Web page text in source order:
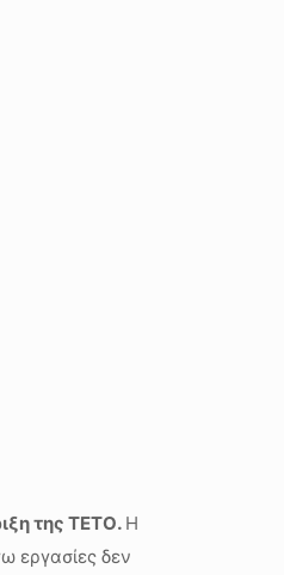
της ΤΕΤΟ.Η
εργασίες δεν